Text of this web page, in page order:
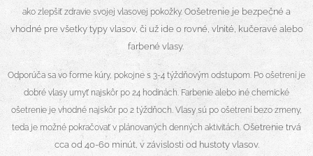
ako zlepšiť zdravie svojej vlasovej pokožky. Oošetrenie je bezpečné a
vhodné pre všetky typy vlasov, či už ide o rovné, vlnité, kučeravé alebo
farbené vlasy.
Odporúča sa vo forme kúry, pokojne s 3-4 týždňovým odstupom. Po ošetrení je
dobré vlasy umyť najskôr po 24 hodinách. Farbenie alebo iné chemické
ošetrenie je vhodné najskôr po 2 týždňoch. Vlasy sú po ošetrení bezo zmeny,
teda je možné pokračovať v plánovaných denných aktivitách. Ošetrenie trvá
cca od 40-60 minút, v závislosti od hustoty vlasov.